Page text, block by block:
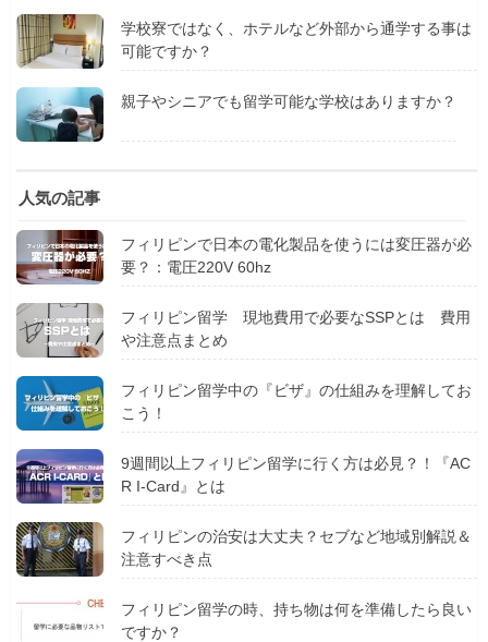
学校寮ではなく、ホテルなど外部から通学する事は
可能ですか？
親子やシニアでも留学可能な学校はありますか？
人気の記事
フィリピンで日本の電化製品を使うには変圧器が必
要？：電圧220V 60hz
フィリピン留学 現地費用で必要なSSPとは 費用
や注意点まとめ
フィリピン留学中の『ビザ』の仕組みを理解してお
こう！
9週間以上フィリピン留学に行く方は必見？！『AC
R I-Card』とは
フィリピンの治安は大丈夫？セブなど地域別解説＆
注意すべき点
フィリピン留学の時、持ち物は何を準備したら良い
ですか？